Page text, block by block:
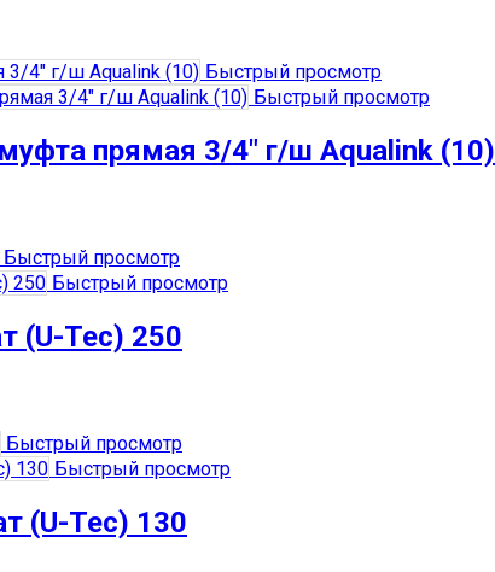
Быстрый просмотр
Быстрый просмотр
прямая 3/4″ г/ш Aqualink (10)
Быстрый просмотр
Быстрый просмотр
(U-Tec) 250
Быстрый просмотр
Быстрый просмотр
(U-Tec) 130